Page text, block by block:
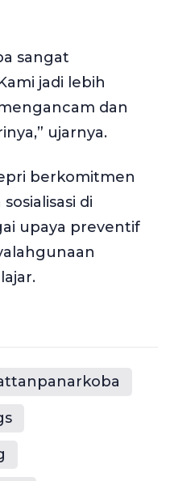
sangat
jadi lebih
dan
ujarnya.
berkomitmen
di
upaya preventif